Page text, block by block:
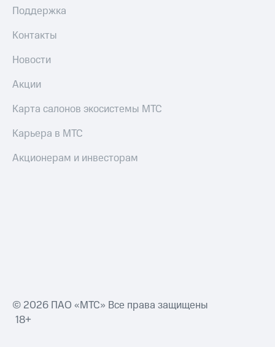
Поддержка
Контакты
Новости
Акции
Карта салонов экосистемы МТС
Карьера в МТС
Акционерам и инвесторам
© 2026 ПАО «МТС» Все права защищены
18+